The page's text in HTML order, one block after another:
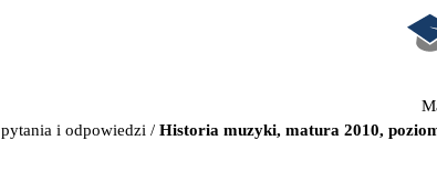
pytania i odpowiedzi / Historia muzyki, matura 2010,